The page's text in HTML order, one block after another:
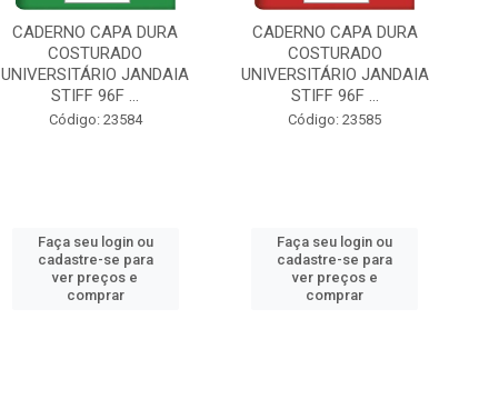
CADERNO CAPA DURA
COSTURADO
UNIVERSITÁRIO JANDAIA
STIFF 96F ...
Código: 23584
Faça seu login ou
cadastre-se para
ver preços e
comprar
CADERNO CAPA DURA
COSTURADO
UNIVERSITÁRIO JANDAIA
STIFF 96F ...
Código: 23585
Faça seu login ou
cadastre-se para
ver preços e
comprar